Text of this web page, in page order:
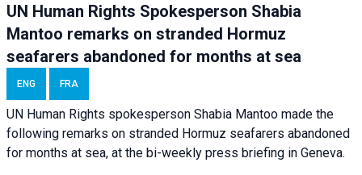
UN Human Rights Spokesperson Shabia
Mantoo remarks on stranded Hormuz
seafarers abandoned for months at sea
ENG FRA
UN Human Rights spokesperson Shabia Mantoo made the
following remarks on stranded Hormuz seafarers abandoned
for months at sea, at the bi-weekly press briefing in Geneva.